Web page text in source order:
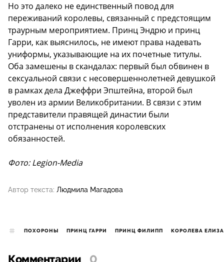
Но это далеко не единственный повод для
переживаний королевы, связанный с предстоящим
траурным мероприятием. Принц Эндрю и принц
Гарри, как выяснилось, не имеют права надевать
униформы, указывающие на их почетные титулы.
Оба замешены в скандалах: первый был обвинен в
сексуальной связи с несовершеннолетней девушкой
в рамках дела Джеффри Эпштейна, второй был
уволен из армии Великобритании. В связи с этим
представители правящей династии были
отстранены от исполнения королевских
обязанностей.
Фото: Legion-Media
Автор текста: Людмила Магадова
ПОХОРОНЫ ПРИНЦ ГАРРИ ПРИНЦ ФИЛИПП КОРОЛЕВА
Комментарии 0